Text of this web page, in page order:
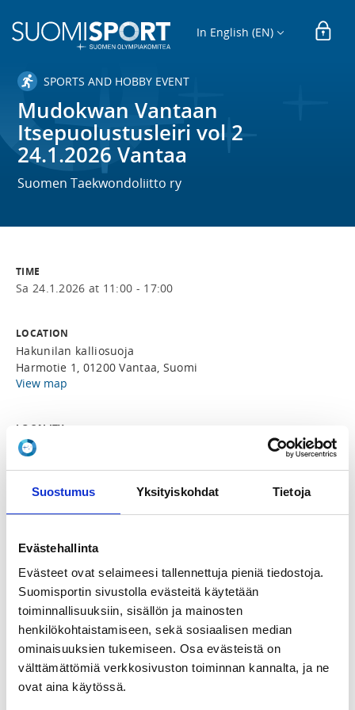
Suostumus Yksityiskohdat Tietoja
Evästehallinta
Evästeet ovat selaimeesi tallennettuja pieniä tiedostoja.
Suomisportin sivustolla evästeitä käytetään
toiminnallisuuksiin, sisällön ja mainosten
henkilökohtaistamiseen, sekä sosiaalisen median
ominaisuuksien tukemiseen. Osa evästeistä on
välttämättömiä verkkosivuston toiminnan kannalta, ja ne
ovat aina käytössä.
In English (EN)
SPORTS AND HOBBY EVENT
Mudokwan Vantaan
Itsepuolustusleiri vol 2
24.1.2026 Vantaa
Suomen Taekwondoliitto ry
TIME
Sa 24.1.2026 at 11:00 - 17:00
LOCATION
Hakunilan kalliosuoja
Harmotie 1, 01200 Vantaa, Suomi
View map
LOCALITY
Vantaa
SPORTS
REGISTRATION PERIOD
Th 1.1.2026 at 00:01 - Fr 23.1.2026 at 20:00
PRICE
Koko leiri 40,00 €
ADDITIONAL INFORMATION
Rami Korkkula